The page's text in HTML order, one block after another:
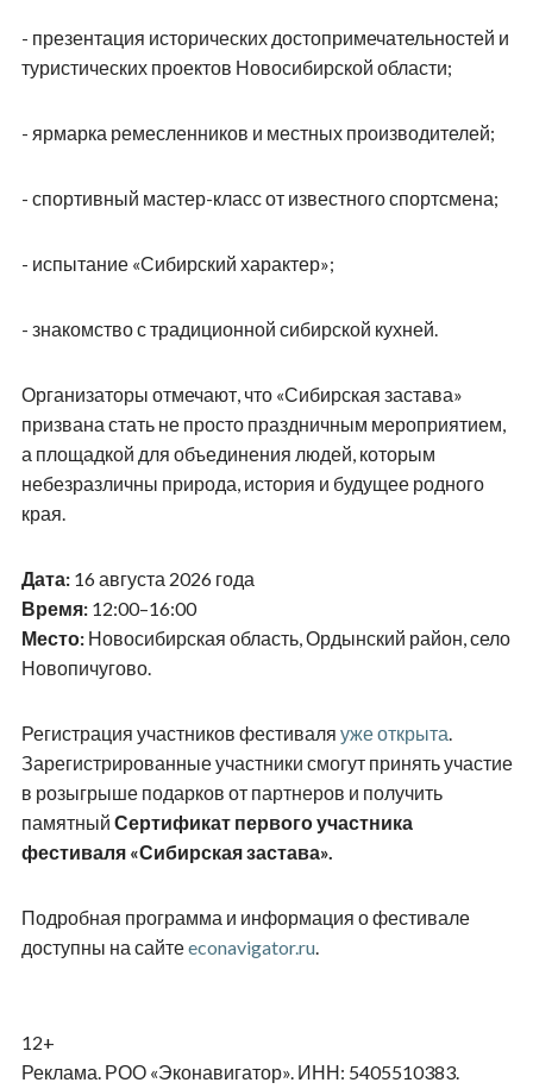
- презентация исторических достопримечательностей и
туристических проектов Новосибирской области;
- ярмарка ремесленников и местных производителей;
- спортивный мастер-класс от известного спортсмена;
- испытание «Сибирский характер»;
- знакомство с традиционной сибирской кухней.
Организаторы отмечают, что «Сибирская застава»
призвана стать не просто праздничным мероприятием,
а площадкой для объединения людей, которым
небезразличны природа, история и будущее родного
края.
Дата:16 августа 2026 года
Время:12:00–16:00
Место: Новосибирская область, Ордынский район, село
Новопичугово.
Регистрация участников фестиваля уже открыта.
Зарегистрированные участники смогут принять участие
в розыгрыше подарков от партнеров и получить
памятный Сертификат первого участника
фестиваля «Сибирская застава».
Подробная программа и информация о фестивале
доступны на сайтеeconavigator.ru.
12+
Реклама. РОО «Эконавигатор». ИНН: 5405510383.